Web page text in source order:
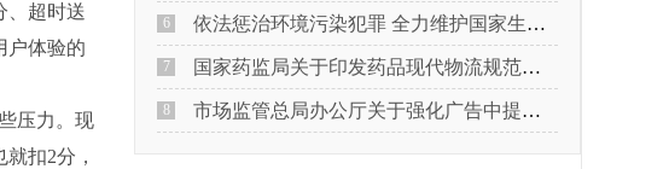
超时送
户体验的
压力。现
扣2分，
6 依法惩治环境污染犯罪 全力维护国家生态安全 “两高”公布《关于修改〈最高人民法院、最高人民检察院关于办理环境污染刑事案件适用法律若干问题的解释〉的决定》
7 国家药监局关于印发药品现代物流规范化建设指导意见的通知
8 市场监管总局办公厅关于强化广告中提示性用语监管工作的通知